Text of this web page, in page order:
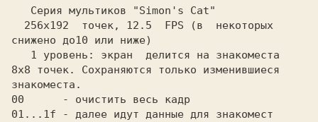
снижено до
8x8 точек. Сохраняются только изменившиеся
знакоместа.
00      - очистить весь кадр
01...1f - далее идут данные для знакомест